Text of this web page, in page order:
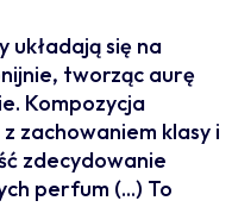
układają się na
tworząc aurę
Kompozycja
zachowaniem klasy i
zdecydowanie
perfum (...) To